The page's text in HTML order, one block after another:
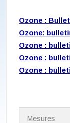
Ozone :
Ozone:
Ozone :
Ozone :
Ozone :
Mesures